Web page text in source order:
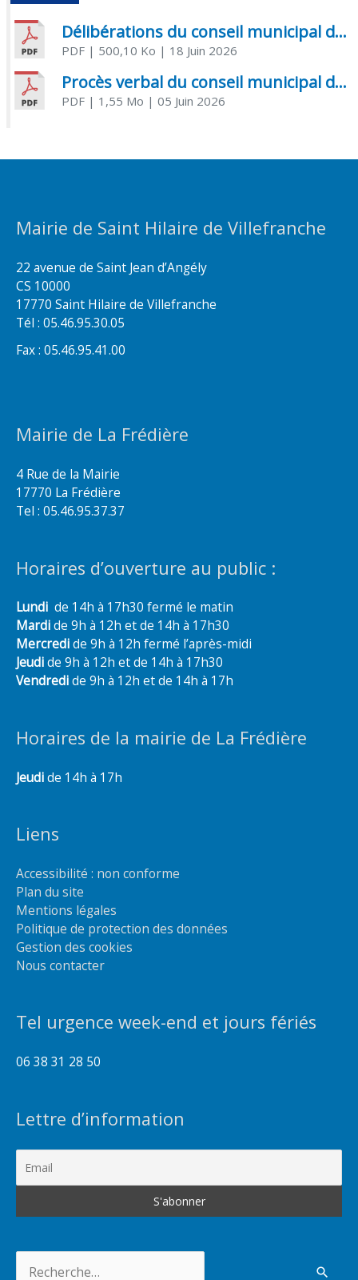
Délibérations du conseil municipal du 18 juin 2026
PDF| 500,10 Ko | 18 Juin 2026
Procès verbal du conseil municipal du 05 juin 2026
PDF| 1,55 Mo | 05 Juin 2026
Mairie de Saint Hilaire de Villefranche
22 avenue de Saint Jean d’Angély
CS 10000
17770 Saint Hilaire de Villefranche
Tél : 05.46.95.30.05
Fax : 05.46.95.41.00
Mairie de La Frédière
4 Rue de la Mairie
17770 La Frédière
Tel : 05.46.95.37.37
Horaires d’ouverture au public :
Lundi de 14h à 17h30 fermé le matin
Mardide 9h à 12h et de 14h à 17h30
Mercredide 9h à 12h fermé l’après-midi
Jeudide 9h à 12h et de 14h à 17h30
Vendredide 9h à 12h et de 14h à 17h
Horaires de la mairie de La Frédière
Jeudide 14h à 17h
Liens
Accessibilité : non conforme
Plan du site
Mentions légales
Politique de protection des données
Gestion des cookies
Nous contacter
Tel urgence week-end et jours fériés
06 38 31 28 50
Lettre d’information